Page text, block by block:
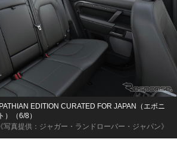
《写真提供：ジャガー・ランドローバー・ジャパン》
EDITION CURATED FOR JAPAN（エボニ
）（6/8）